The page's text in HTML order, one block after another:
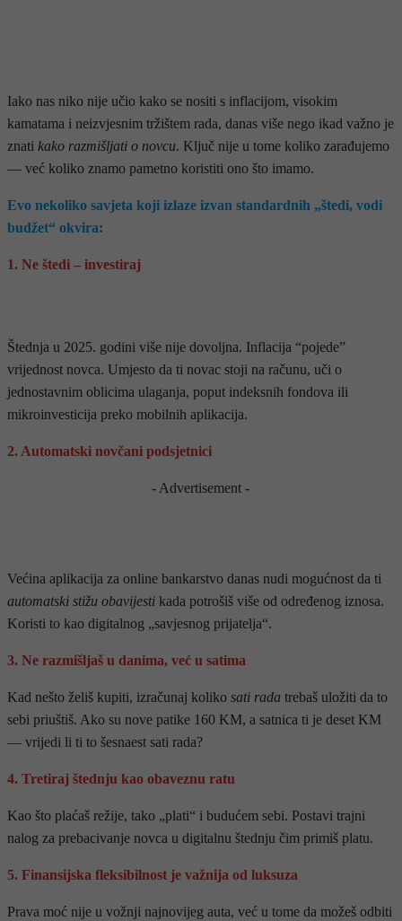
Iako nas niko nije učio kako se nositi s inflacijom, visokim
kamatama i neizvjesnim tržištem rada, danas više nego ikad važno je
znati kako razmišljati o novcu. Ključ nije u tome koliko zarađujemo
— već koliko znamo pametno koristiti ono što imamo.
Evo nekoliko savjeta koji izlaze izvan standardnih „štedi, vodi
budžet“ okvira:
1. Ne štedi – investiraj
Štednja u 2025. godini više nije dovoljna. Inflacija “pojede”
vrijednost novca. Umjesto da ti novac stoji na računu, uči o
jednostavnim oblicima ulaganja, poput indeksnih fondova ili
mikroinvesticija preko mobilnih aplikacija.
2. Automatski novčani podsjetnici
- Advertisement -
Većina aplikacija za online bankarstvo danas nudi mogućnost da ti
automatski stižu obavijesti kada potrošiš više od određenog iznosa.
Koristi to kao digitalnog „savjesnog prijatelja“.
3. Ne razmišljaš u danima, već u satima
Kad nešto želiš kupiti, izračunaj koliko sati rada trebaš uložiti da to
sebi priuštiš. Ako su nove patike 160 KM, a satnica ti je deset KM
— vrijedi li ti to šesnaest sati rada?
4. Tretiraj štednju kao obaveznu ratu
Kao što plaćaš režije, tako „plati“ i budućem sebi. Postavi trajni
nalog za prebacivanje novca u digitalnu štednju čim primiš platu.
5. Finansijska fleksibilnost je važnija od luksuza
Prava moć nije u vožnji najnovijeg auta, već u tome da možeš odbiti